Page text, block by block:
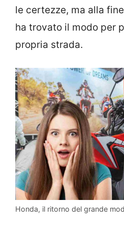
le certezze, ma alla
ha trovato il modo per
propria strada.
Honda, il ritorno del grande